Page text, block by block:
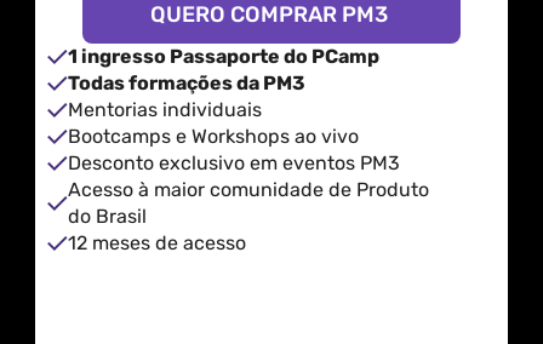
QUERO COMPRAR PM3
1 ingresso Passaporte do PCamp
Todas formações da PM3
Mentorias individuais
Bootcamps e Workshops ao vivo
Desconto exclusivo em eventos PM3
Acesso à maior comunidade de Produto
do Brasil
12 meses de acesso